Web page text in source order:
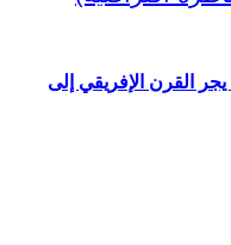
يجر القرن الإفريقي إلى